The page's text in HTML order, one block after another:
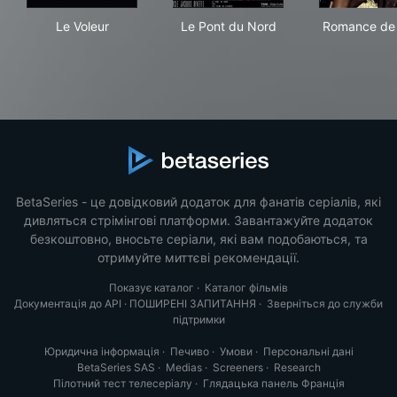
Le Voleur Le Pont du Nord Romance
BetaSeries - це довідковий додаток для фанатів серіалів, які
дивляться стрімінгові платформи. Завантажуйте додаток
безкоштовно, вносьте серіали, які вам подобаються, та
отримуйте миттєві рекомендації.
Показує каталог · Каталог фільмів
Документація до API · ПОШИРЕНІ ЗАПИТАННЯ · Зверніться до служби
підтримки
Юридична інформація · Печиво· Умови· Персональні дані
BetaSeries SAS · Medias· Screeners· Research
Пілотний тест телесеріалу · Глядацька панель Франція